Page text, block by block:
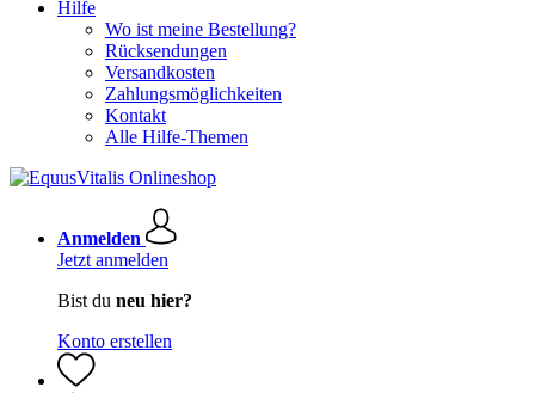
Hilfe
Wo ist meine Bestellung?
Rücksendungen
Versandkosten
Zahlungsmöglichkeiten
Kontakt
Alle Hilfe-Themen
Anmelden
Jetzt anmelden
Bist du neu hier?
Konto erstellen